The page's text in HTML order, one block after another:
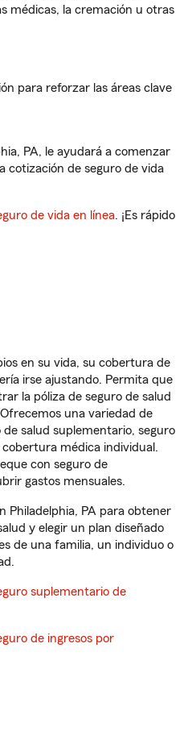
médicas, la cremación u otras
para reforzar las áreas clave
PA, le ayudará a comenzar
cotización de seguro de vida
de vida en línea. ¡Es rápido
en su vida, su cobertura de
irse ajustando. Permita que
la póliza de seguro de salud
una variedad de
salud suplementario, seguro
médica individual.
con seguro de
gastos mensuales.
Philadelphia, PA para obtener
y elegir un plan diseñado
de una familia, un individuo o
suplementario de
de ingresos por